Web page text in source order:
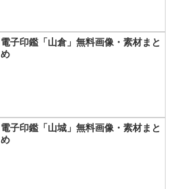
電子印鑑「山倉」無料画像・素材まと
め
電子印鑑「山城」無料画像・素材まと
め